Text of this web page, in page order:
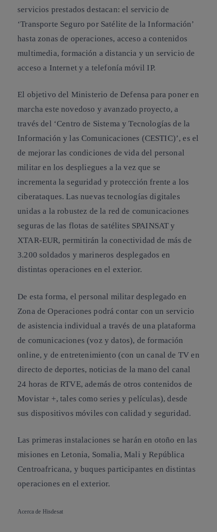
servicios prestados destacan: el servicio de
‘Transporte Seguro por Satélite de la Información’
hasta zonas de operaciones, acceso a contenidos
multimedia, formación a distancia y un servicio de
acceso a Internet y a telefonía móvil IP.
El objetivo del Ministerio de Defensa para poner en
marcha este novedoso y avanzado proyecto, a
través del ‘Centro de Sistema y Tecnologías de la
Información y las Comunicaciones (CESTIC)’, es el
de mejorar las condiciones de vida del personal
militar en los despliegues a la vez que se
incrementa la seguridad y protección frente a los
ciberataques. Las nuevas tecnologías digitales
unidas a la robustez de la red de comunicaciones
seguras de las flotas de satélites SPAINSAT y
XTAR-EUR, permitirán la conectividad de más de
3.200 soldados y marineros desplegados en
distintas operaciones en el exterior.
De esta forma, el personal militar desplegado en
Zona de Operaciones podrá contar con un servicio
de asistencia individual a través de una plataforma
de comunicaciones (voz y datos), de formación
online, y de entretenimiento (con un canal de TV en
directo de deportes, noticias de la mano del canal
24 horas de RTVE, además de otros contenidos de
Movistar +, tales como series y películas), desde
sus dispositivos móviles con calidad y seguridad.
Las primeras instalaciones se harán en otoño en las
misiones en Letonia, Somalia, Mali y República
Centroafricana, y buques participantes en distintas
operaciones en el exterior.
Acerca de Hisdesat